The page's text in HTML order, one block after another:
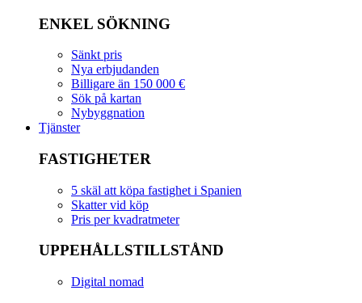
ENKEL SÖKNING
Sänkt pris
Nya erbjudanden
Billigare än 150 000 €
Sök på kartan
Nybyggnation
Tjänster
FASTIGHETER
5 skäl att köpa fastighet i Spanien
Skatter vid köp
Pris per kvadratmeter
UPPEHÅLLSTILLSTÅND
Digital nomad